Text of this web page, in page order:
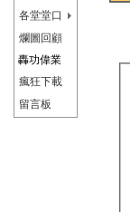
各堂堂口
爛圖回顧
轟功偉業
瘋狂下載
留言板